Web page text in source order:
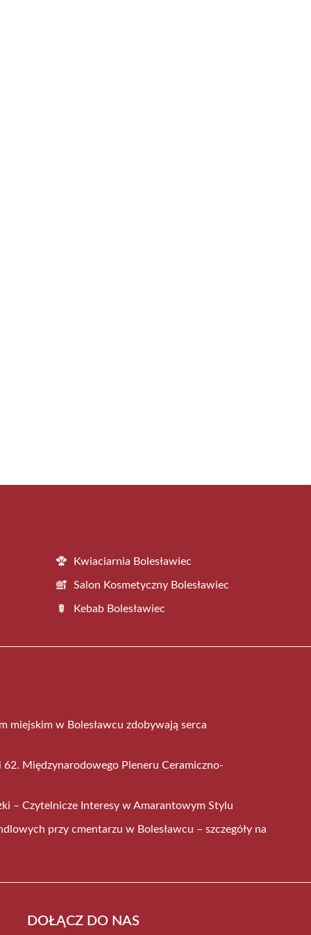
Kwiaciarnia Bolesławiec
Salon Kosmetyczny Bolesławiec
Kebab Bolesławiec
miejskim w Bolesławcu zdobywają serca
62. Międzynarodowego Pleneru Ceramiczno-
– Czytelnicze Interesy w Amarantowym Stylu
przy cmentarzu w Bolesławcu – szczegóły na
DOŁĄCZ DO NAS